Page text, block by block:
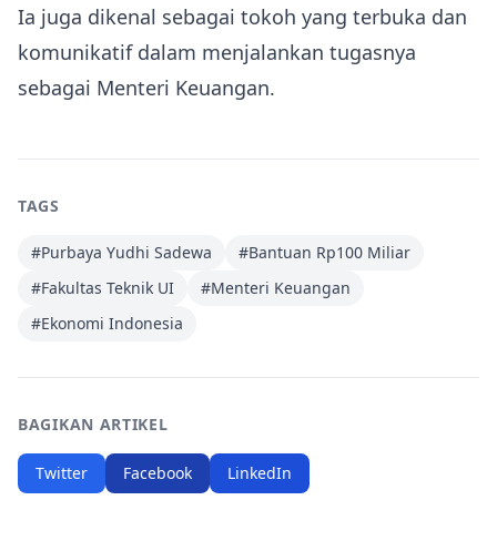
Ia juga dikenal sebagai tokoh yang terbuka dan
komunikatif dalam menjalankan tugasnya
sebagai Menteri Keuangan.
TAGS
#Purbaya Yudhi Sadewa #Bantuan Rp100 Miliar
#Fakultas Teknik UI #Menteri Keuangan
#Ekonomi Indonesia
BAGIKAN ARTIKEL
Twitter Facebook LinkedIn